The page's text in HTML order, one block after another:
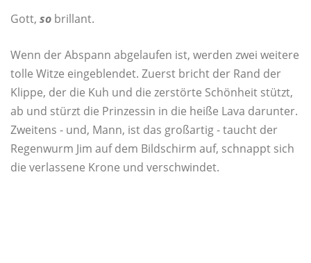
Gott, so brillant.
Wenn der Abspann abgelaufen ist, werden zwei weitere
tolle Witze eingeblendet. Zuerst bricht der Rand der
Klippe, der die Kuh und die zerstörte Schönheit stützt,
ab und stürzt die Prinzessin in die heiße Lava darunter.
Zweitens - und, Mann, ist das großartig - taucht der
Regenwurm Jim auf dem Bildschirm auf, schnappt sich
die verlassene Krone und verschwindet.